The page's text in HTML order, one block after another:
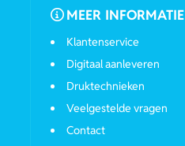
MEER INFORMATIE
Klantenservice
Digitaal aanleveren
Druktechnieken
Veelgestelde vragen
Contact